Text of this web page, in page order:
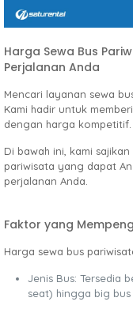
Harga Sewa Bus
Perjalanan Anda
Mencari layanan sewa
Kami hadir untuk
dengan harga kompetitif.
Di bawah ini, kami
pariwisata yang dapat
perjalanan Anda.
Faktor yang
Harga sewa bus
Jenis Bus: Tersedia
seat) hingga big bus